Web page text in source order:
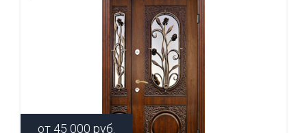
от 45 000 руб.